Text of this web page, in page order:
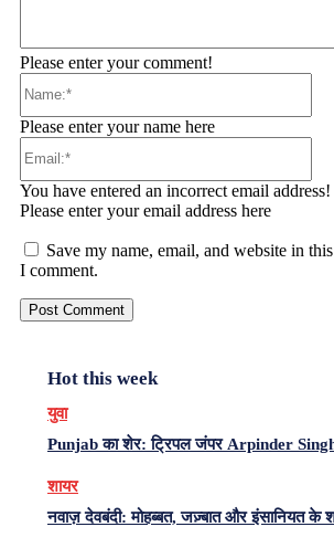
Please enter your comment!
Please enter your name here
You have entered an incorrect email address!
Please enter your email address here
Save my name, email, and website in
I comment.
Hot this week
युवा
Punjab का शेर: ट्रिपल जंपर Arpinder
शायर
नवाज़ देवबंदी: मोहब्बत, जज़्बात और इंसानियत के